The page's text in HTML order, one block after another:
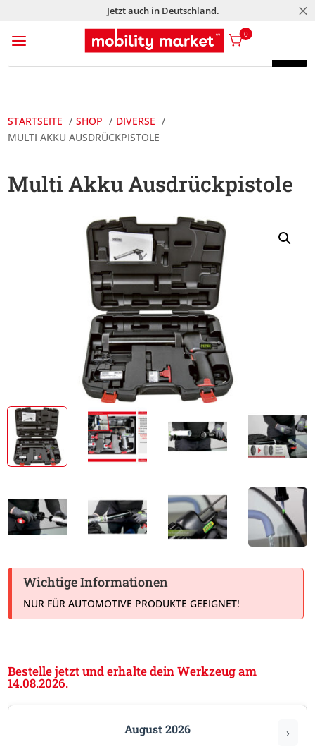
Jetzt auch in Deutschland. M
a 0
Products
Products
STARTSEITE SHOP
DIVERSE
MULTI AKKU AUSDRÜCKPISTOLE
Multi Akku Ausdrückpistole
Wichtige Informationen
NUR FÜR AUTOMOTIVE PRODUKTE GEEIGNET!
Bestelle jetzt und erhalte dein Werkzeug am
14.08.2026.
August 2026 ›